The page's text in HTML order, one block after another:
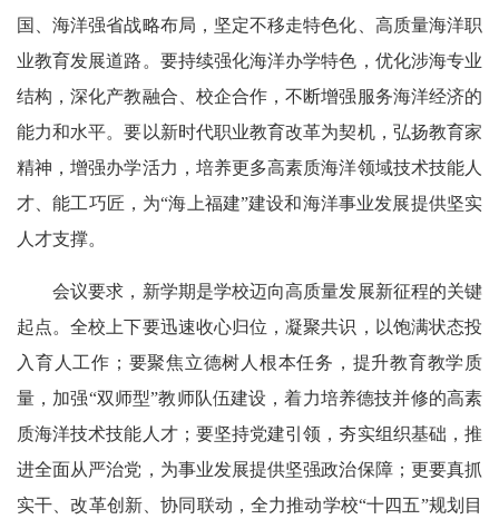
国、海洋强省战略布局，坚定不移走特色化、高质量海洋职
业教育发展道路。要持续强化海洋办学特色，优化涉海专业
结构，深化产教融合、校企合作，不断增强服务海洋经济的
能力和水平。要以新时代职业教育改革为契机，弘扬教育家
精神，增强办学活力，培养更多高素质海洋领域技术技能人
才、能工巧匠，为“海上福建”建设和海洋事业发展提供坚实
人才支撑。
会议要求，新学期是学校迈向高质量发展新征程的关键
起点。全校上下要迅速收心归位，凝聚共识，以饱满状态投
入育人工作；要聚焦立德树人根本任务，提升教育教学质
量，加强“双师型”教师队伍建设，着力培养德技并修的高素
质海洋技术技能人才；要坚持党建引领，夯实组织基础，推
进全面从严治党，为事业发展提供坚强政治保障；更要真抓
实干、改革创新、协同联动，全力推动学校“十四五”规划目